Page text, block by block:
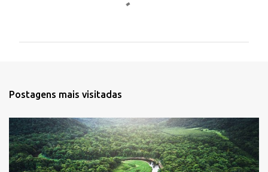
r
i
o
Postagens mais visitadas